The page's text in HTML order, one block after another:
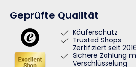
Geprüfte Qualität
Käuferschutz
Trusted Shops
Zertifiziert seit 2016
Sichere Zahlung
Verschlüsselung